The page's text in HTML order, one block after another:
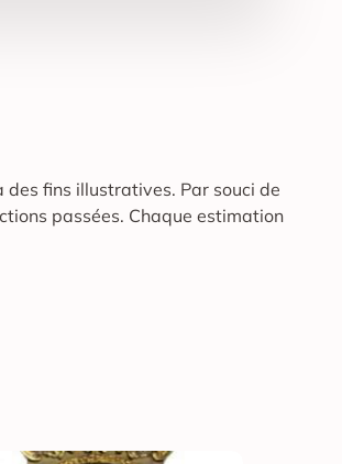
fins illustratives. Par souci de
passées. Chaque estimation